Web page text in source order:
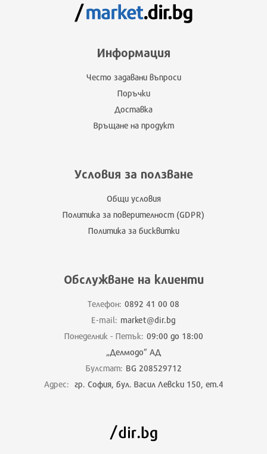
Информация
Често задавани въпроси
Поръчки
Доставка
Връщане на продукт
Условия за ползване
Общи условия
Политика за поверителност (GDPR)
Политика за бисквитки
Обслужване на клиенти
Телефон: 0892 41 00 08
E-mail: market@dir.bg
Понеделник - Петък: 09:00 до 18:00
„Делмодо” АД
Булстат: BG 208529712
Адрес: гр. София, бул. Васил Левски 150, ет.4